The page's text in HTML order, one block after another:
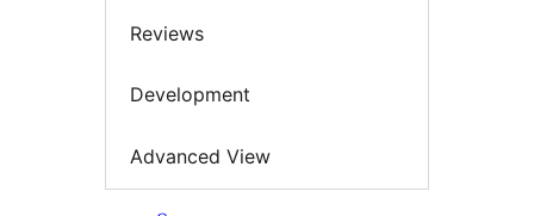
Reviews
Development
Advanced View